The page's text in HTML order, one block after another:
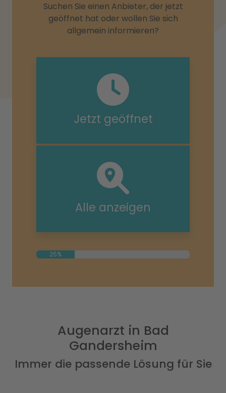
Suchen Sie einen Anbieter, der jetzt
geöffnet hat oder wollen Sie sich
allgemein informieren?
Jetzt geöffnet
Alle anzeigen
25%
Augenarzt in Bad
Gandersheim
Immer die passende Lösung für Sie